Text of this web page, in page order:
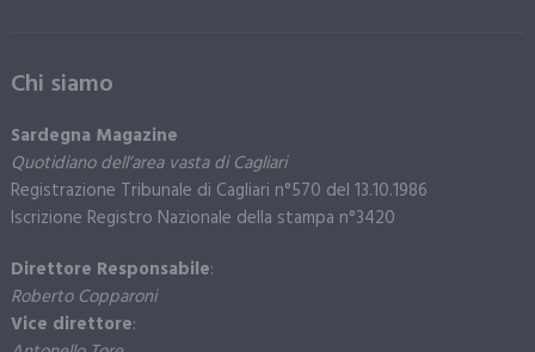
Chi siamo
Sardegna Magazine
Quotidiano dell’area vasta di Cagliari
Registrazione Tribunale di Cagliari n°570 del 13.10.1986
Iscrizione Registro Nazionale della stampa n°3420
Direttore Responsabile:
Roberto Copparoni
Vice direttore: